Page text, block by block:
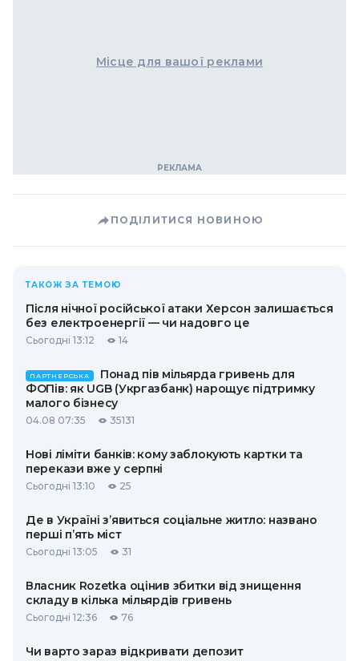
Місце для вашої реклами
ПОДІЛИТИСЯ НОВИНОЮ
ТАКОЖ ЗА ТЕМОЮ
Після нічної російської атаки Херсон залишається
без електроенергії — чи надовго це
Сьогодні 13:12 14
ПАРТНЕРСЬКА
Понад пів мільярда гривень для
ФОПів: як UGB (Укргазбанк) нарощує підтримку
малого бізнесу
04.08 07:35 35131
Нові ліміти банків: кому заблокують картки та
перекази вже у серпні
Сьогодні 13:10 25
Де в Україні з’явиться соціальне житло: названо
перші п’ять міст
Сьогодні 13:05 31
Власник Rozetka оцінив збитки від знищення
складу в кілька мільярдів гривень
Сьогодні 12:36 76
Чи варто зараз відкривати депозит